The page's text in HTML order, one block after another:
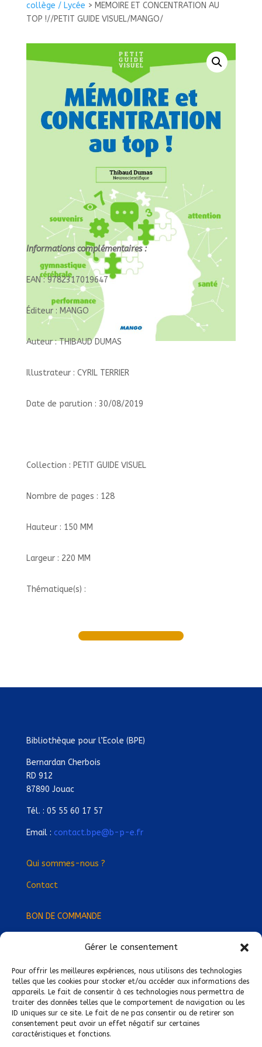
Gérer le consentement
Pour offrir les meilleures expériences, nous utilisons des technologies
telles que les cookies pour stocker et/ou accéder aux informations des
appareils. Le fait de consentir à ces technologies nous permettra de
traiter des données telles que le comportement de navigation ou les
ID uniques sur ce site. Le fait de ne pas consentir ou de retirer son
consentement peut avoir un effet négatif sur certaines
caractéristiques et fonctions.
collège / Lycée > MEMOIRE ET CONCENTRATION AU
TOP !//PETIT GUIDE VISUEL/MANGO/
CONCENTRATION
Informations complémentaires :
EAN : 9782317019647
Éditeur : MANGO
Auteur : THIBAUD DUMAS
Illustrateur : CYRIL TERRIER
Date de parution : 30/08/2019
Collection : PETIT GUIDE VISUEL
Nombre de pages : 128
Hauteur : 150 MM
Largeur : 220 MM
Thématique(s) :
Bibliothèque pour l’Ecole (BPE)
Bernardan Cherbois
RD 912
87890 Jouac
Tél. : 05 55 60 17 57
Email : contact.bpe@b-p-e.fr
Qui sommes-nous ?
Contact
BON DE COMMANDE
Devenez Délégué·e Régional·e !
Trouvez-nous près de chez vous !
Mentions légales
Conditions générales de vente
Politique de confidentialité